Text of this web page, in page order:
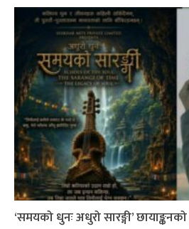
‘समयको धुनः अधुरो सारङ्गी’